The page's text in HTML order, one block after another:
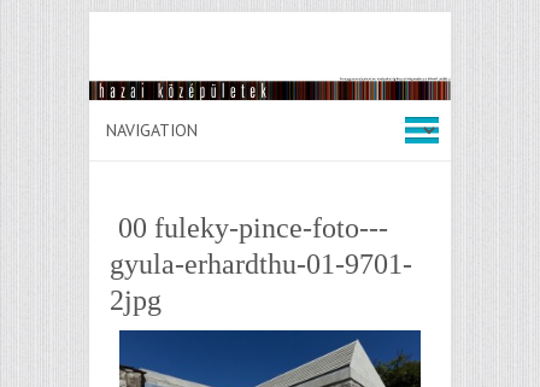
00 fuleky-pince-foto---
gyula-erhardthu-01-9701-
2jpg